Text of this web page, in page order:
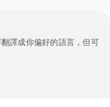
譯成你偏好的語言，但可